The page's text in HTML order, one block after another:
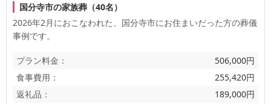
国分寺市の家族葬（40名）
2026年2月におこなわれた、 国分寺市にお住まいだった方の葬儀
事例です。
プラン料金：
506,000円
食事費用：
255,420円
返礼品：
189,000円